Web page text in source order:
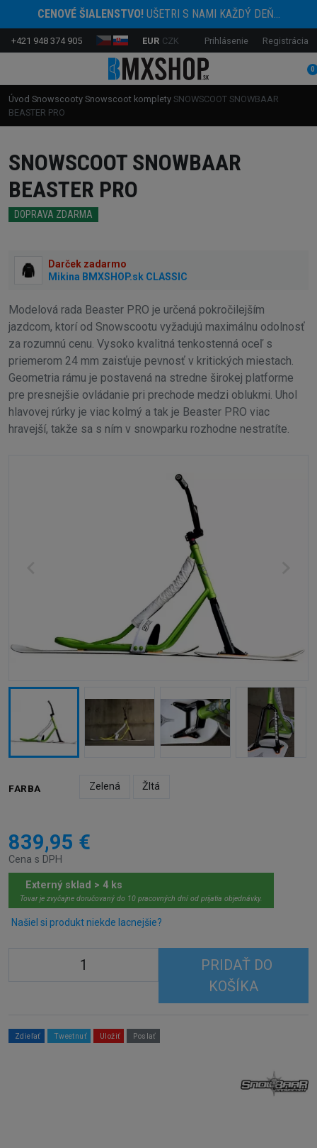
CENOVÉ ŠIALENSTVO!UŠETRI S NAMI KAŽDÝ DEŇ...
+421 948 374 905 EUR CZK Prihlásenie Registrácia
0
Úvod Snowscooty Snowscoot komplety SNOWSCOOT SNOWBAAR
BEASTER PRO
SNOWSCOOT SNOWBAAR
BEASTER PRO
DOPRAVA ZDARMA
Darček zadarmo
Mikina BMXSHOP.sk CLASSIC
Modelová rada Beaster PRO je určená pokročilejším
jazdcom, ktorí od Snowscootu vyžadujú maximálnu odolnosť
za rozumnú cenu. Vysoko kvalitná tenkostenná oceľ s
priemerom 24 mm zaisťuje pevnosť v kritických miestach.
Geometria rámu je postavená na stredne širokej platforme
pre presnejšie ovládanie pri prechode medzi oblukmi. Uhol
hlavovej rúrky je viac kolmý a tak je Beaster PRO viac
hravejší, takže sa s ním v snowparku rozhodne nestratíte.
FARBA Zelená Žltá
839,95 €
Cena s DPH
Externý sklad > 4 ks
Tovar je zvyčajne doručovaný do 10 pracovných dní od prijatia objednávky.
Našiel si produkt niekde lacnejšie?
PRIDAŤ DO
KOŠÍKA
Zdieľať Tweetnuť Uložiť Poslať